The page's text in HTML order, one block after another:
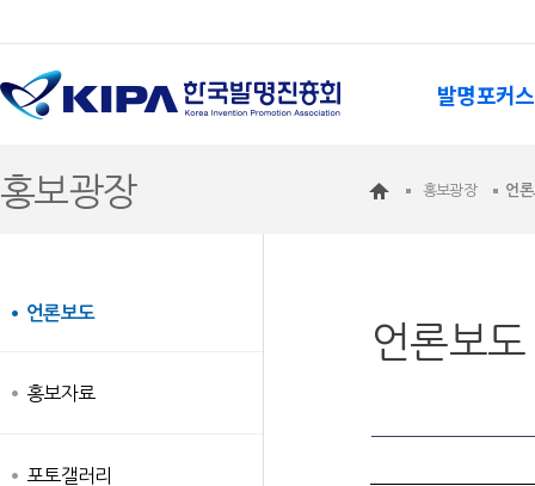
발명포커스
홍보광장 홍보광장 언
언론보도
홍보자료
포토갤러리
언론보도